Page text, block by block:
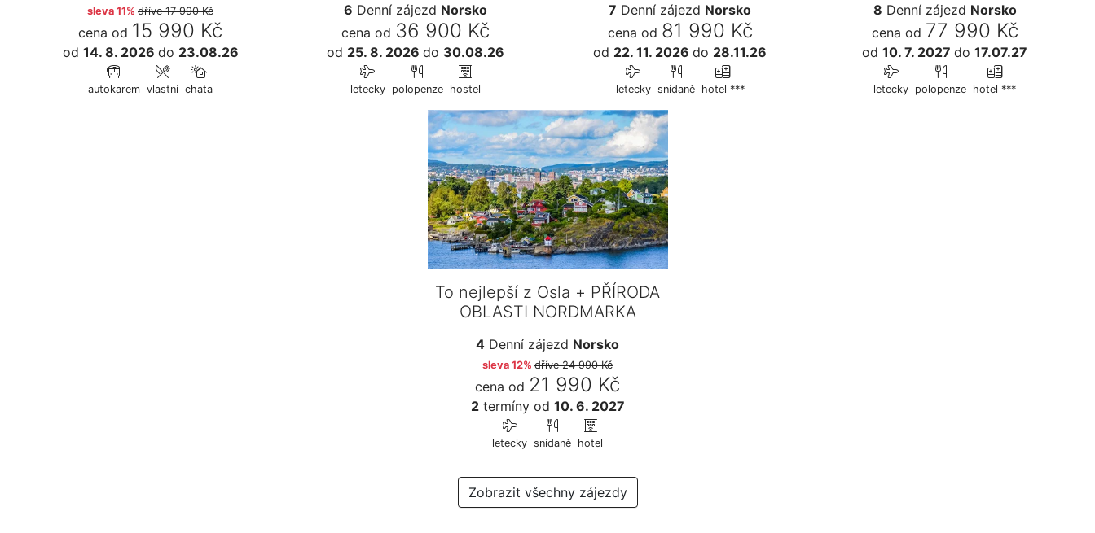
sleva 11% dříve17 990 Kč
cena od 15 990 Kč
od 14. 8. 2026 do 23.08.26
autokarem vlastní chata
6 Denní zájezd Norsko
cena od 36 900 Kč
od 25. 8. 2026 do 30.08.26
letecky polopenze hostel
7 Denní zájezd Norsko
cena od 81 990 Kč
od 22. 11. 2026 do 28.11.26
letecky snídaně hotel ***
8 Denní zájezd Norsko
cena od 77 990 Kč
od 10. 7. 2027 do 17.07.27
letecky polopenze hotel ***
To nejlepší z Osla + PŘÍRODA
OBLASTI NORDMARKA
4 Denní zájezd Norsko
sleva 12% dříve24 990 Kč
cena od 21 990 Kč
2termínyod 10. 6. 2027
letecky snídaně hotel
Zobrazit všechny zájezdy